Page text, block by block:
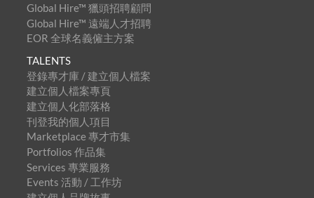
Global Hire™ 獵頭招聘顧問
Global Hire™ 遠端人才招聘
EOR 全球名義僱主方案
TALENTS
登錄專才庫 / 建立個人檔案
建立個人檔案專頁
建立個人化部落格
刊登我的個人項目
Marketplace 專才市集
Portfolios 作品集
Services 專業服務
Events 活動 / 工作坊